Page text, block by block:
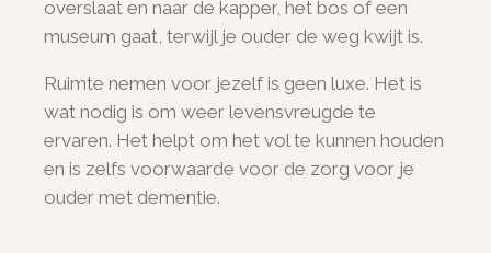
overslaat en naar de kapper, het bos of een
museum gaat, terwijl je ouder de weg kwijt is.
Ruimte nemen voor jezelf is geen luxe. Het is
wat nodig is om weer levensvreugde te
ervaren. Het helpt om het vol te kunnen houden
en is zelfs voorwaarde voor de zorg voor je
ouder met dementie.